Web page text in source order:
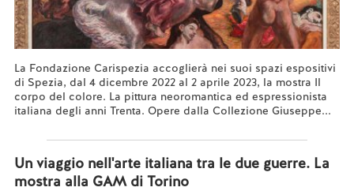
La Fondazione Carispezia accoglierà nei suoi spazi espositivi
di Spezia, dal 4 dicembre 2022 al 2 aprile 2023, la mostra Il
corpo del colore. La pittura neoromantica ed espressionista
italiana degli anni Trenta. Opere dalla Collezione Giuseppe...
Un viaggio nell'arte italiana tra le due guerre. La
mostra alla GAM di Torino